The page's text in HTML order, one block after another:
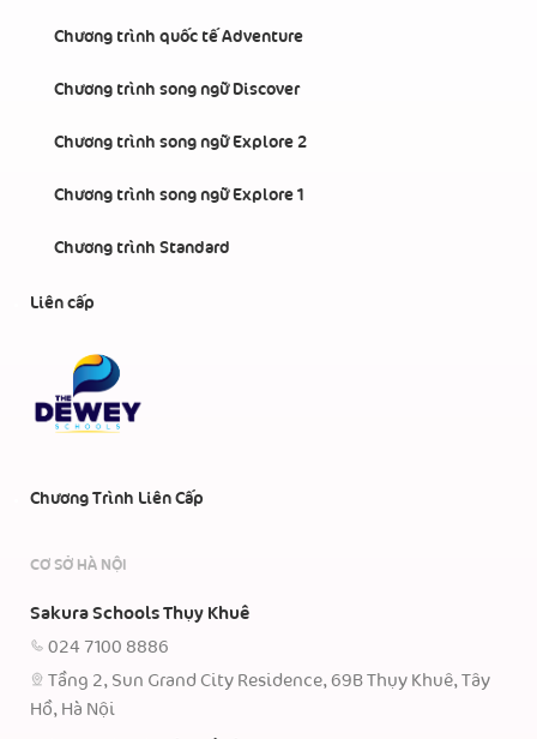
Chương trình quốc tế Adventure
Chương trình song ngữ Discover
Chương trình song ngữ Explore 2
Chương trình song ngữ Explore 1
Chương trình Standard
Liên cấp
Chương Trình Liên Cấp
CƠ SỞ HÀ NỘI
Sakura Schools Thụy Khuê
024 7100 8886
Tầng 2, Sun Grand City Residence, 69B Thụy Khuê, Tây
Hồ, Hà Nội